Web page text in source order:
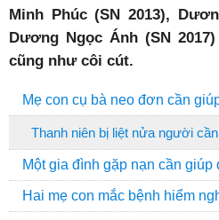
Minh Phúc (SN 2013),
Dương Ngọc Ánh (SN
cũng như côi cút.
Mẹ con cụ bà neo đơn cần
Thanh niên bị liệt nửa người
Một gia đình gặp nạn cần giúp
Hai mẹ con mắc bệnh hiểm